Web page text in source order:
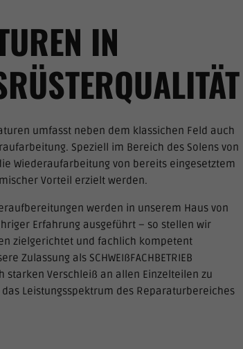
IN
umfasst neben dem klassichen Feld auch
Speziell im Bereich des Solens von
Wiederaufarbeitung von bereits eingesetztem
Vorteil erzielt werden.
werden in unserem Haus von
Erfahrung ausgeführt – so stellen wir
zielgerichtet und fachlich kompetent
Zulassung als SCHWEIßFACHBETRIEB
starken Verschleiß an allen Einzelteilen zu
Leistungsspektrum des Reparaturbereiches